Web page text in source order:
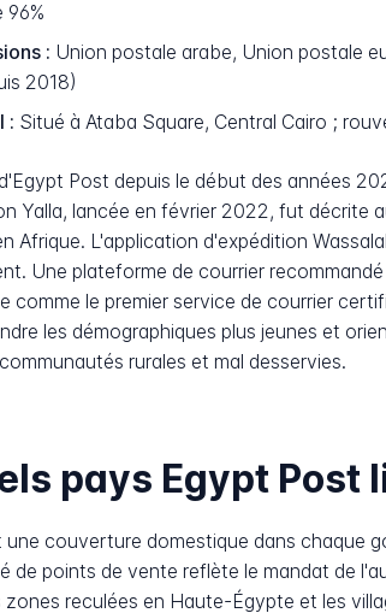
96%
: Union postale arabe, Union postale
2018)
: Situé à Ataba Square, Central Cairo ;
Post depuis le début des années
Yalla, lancée en février 2022, fut décrite
Afrique. L'application d'expédition
Une plateforme de courrier
comme le premier service de courrier
les démographiques plus jeunes et
rurales et mal desservies.
pays Egypt Post
couverture domestique dans chaque
de points de vente reflète le mandat de
zones reculées en Haute-Égypte et les